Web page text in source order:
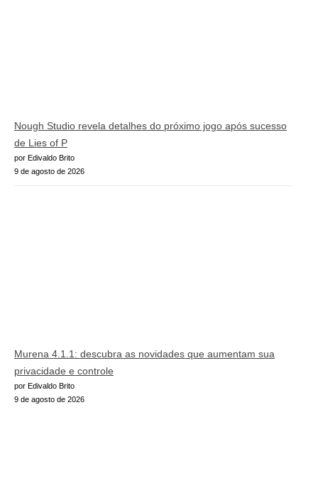
Nough Studio revela detalhes do próximo jogo após sucesso
de Lies of P
por Edivaldo Brito
9 de agosto de 2026
Murena 4.1.1: descubra as novidades que aumentam sua
privacidade e controle
por Edivaldo Brito
9 de agosto de 2026